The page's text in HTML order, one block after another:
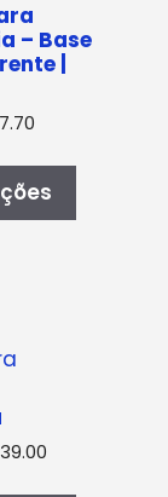
– Base
|
Gama
preços:
€5.50
a
tem
página
39.00Gama
Este